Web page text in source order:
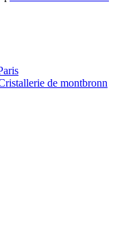
de montbronn